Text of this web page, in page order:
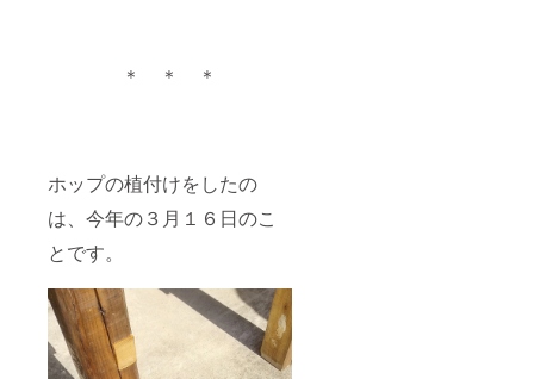
＊ ＊ ＊
ホップの植付けをしたの
は、今年の３月１６日のこ
とです。